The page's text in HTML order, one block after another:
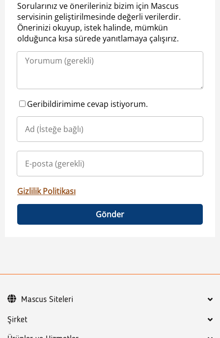
Sorularınız ve önerileriniz bizim için Mascus
servisinin geliştirilmesinde değerli verilerdir.
Önerinizi okuyup, istek halinde, mümkün
olduğunca kısa sürede yanıtlamaya çalışırız.
Geribildirimime cevap istiyorum.
Gizlilik Politikası
Gönder
Şirket
Mascus Siteleri